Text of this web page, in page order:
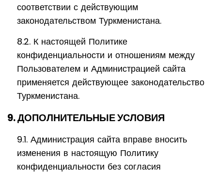
соответствии с действующим
законодательством Туркменистана.
8.2. К настоящей Политике
конфиденциальности и отношениям между
Пользователем и Администрацией сайта
применяется действующее законодательство
Туркменистана.
9. ДОПОЛНИТЕЛЬНЫЕ УСЛОВИЯ
9.1. Администрация сайта вправе вносить
изменения в настоящую Политику
конфиденциальности без согласия